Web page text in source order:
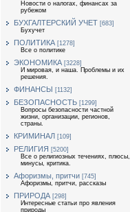
Новости о налогах, финансах за
рубежом
БУХГАЛТЕРСКИЙ УЧЕТ [683]
Бухучет
ПОЛИТИКА [1278]
Все о политике
ЭКОНОМИКА [3228]
И мировая, и наша. Проблемы и их
решения.
ФИНАНСЫ [1132]
БЕЗОПАСНОСТЬ [1299]
Вопросы безопасности частной
жизни, организации, регионов,
страны.
КРИМИНАЛ [109]
РЕЛИГИЯ [5200]
Все о религиозных течениях, плюсы,
минусы, критика.
Афоризмы, притчи [745]
Афоризмы, притчи, рассказы
ПРИРОДА [298]
Интересные статьи про явления
природы